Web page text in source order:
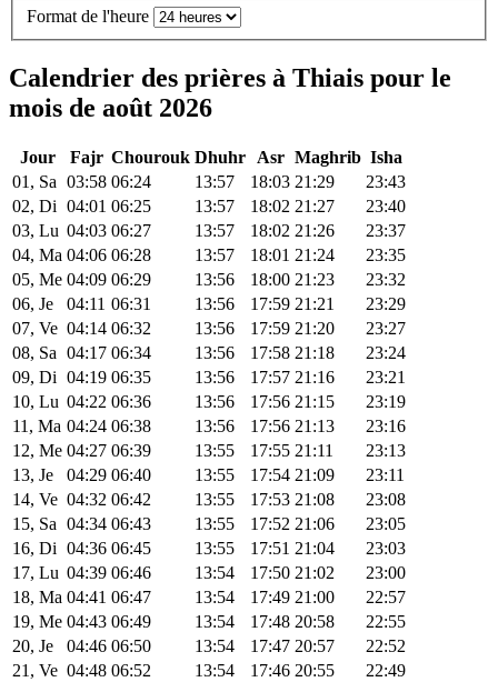
Format de l'heure
Calendrier des prières à Thiais pour le
mois de août 2026
Jour Fajr Chourouk Dhuhr Asr Maghrib Isha
01, Sa 03:58 06:24 13:57 18:03 21:29
23:43
02, Di 04:01 06:25 13:57 18:02 21:27
23:40
03, Lu 04:03 06:27 13:57 18:02 21:26
23:37
04, Ma 04:06 06:28 13:57 18:01 21:24
23:35
05, Me 04:09 06:29 13:56 18:00 21:23
23:32
06, Je
04:11 06:31 13:56 17:59 21:21
23:29
07, Ve 04:14 06:32 13:56 17:59 21:20
23:27
08, Sa 04:17 06:34 13:56 17:58 21:18
23:24
09, Di 04:19 06:35 13:56 17:57 21:16
23:21
10, Lu 04:22 06:36 13:56 17:56 21:15
23:19
11, Ma 04:24 06:38 13:56 17:56 21:13
23:16
12, Me 04:27 06:39 13:55 17:55 21:11
23:13
13, Je
04:29 06:40 13:55 17:54 21:09
23:11
14, Ve 04:32 06:42 13:55 17:53 21:08
23:08
15, Sa 04:34 06:43 13:55 17:52 21:06
23:05
16, Di 04:36 06:45 13:55 17:51 21:04
23:03
17, Lu 04:39 06:46 13:54 17:50 21:02
23:00
18, Ma 04:41 06:47 13:54 17:49 21:00
22:57
19, Me 04:43 06:49 13:54 17:48 20:58
22:55
20, Je
04:46 06:50 13:54 17:47 20:57
22:52
21, Ve 04:48 06:52 13:54 17:46 20:55
22:49